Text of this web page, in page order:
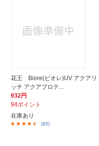
花王 Biore(ビオレ)UV アクアリ
ッチ アクアプロテ...
932円
94ポイント
在庫あり
(85)